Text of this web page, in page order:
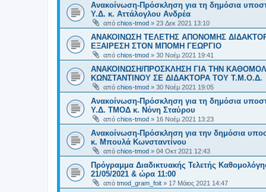
Ανακοίνωση-Πρόσκληση για τη δημόσια
Υ.Δ. κ. Αττάλογλου Ανδρέα
από chios-tmod » 23 Δεκ 2021 13:10
ΑΝΑΚΟΙΝΩΣΗ ΤΕΛΕΤΗΣ ΑΠΟΝΟΜΗΣ
ΕΞΑΙΡΕΣΗ ΣΤΟΝ ΜΠΟΜΗ ΓΕΩΡΓΙΟ
από chios-tmod » 30 Νοέμ 2021 19:41
ΑΝΑΚΟΙΝΩΣΗ/ΠΡΟΣΚΛΗΣΗ ΓΙΑ ΤΗΝ
ΚΩΝΣΤΑΝΤΙΝΟΥ ΣΕ ΔΙΔΑΚΤΟΡΑ ΤΟΥ Τ.Μ.Ο.Δ.
από chios-tmod » 30 Νοέμ 2021 19:05
Ανακοίνωση-Πρόσκληση για τη δημόσια
Υ.Δ. ΤΜΟΔ κ. Νόνη Σταύρου
από chios-tmod » 16 Νοέμ 2021 13:23
Ανακοίνωση-Πρόσκληση για την δημόσια
κ. Μπουλά Κωνσταντίνου
από chios-tmod » 04 Οκτ 2021 12:43
Πρόγραμμα Διαδικτυακής Τελετής
21/05/2021 & ώρα 11:00
από tmod_gram_foit » 17 Μάιος 2021 14:47